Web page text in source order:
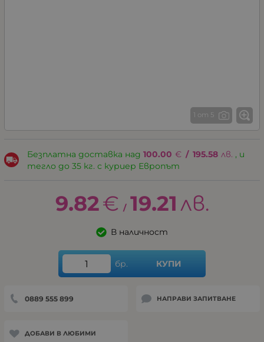
1 от 5
Безплатна доставка над 100.00 € / 195.58 лв. , и
тегло до 35 кг. с куриер Европът
9.82€ / 19.21лв.
В наличност
бр. КУПИ
0889 555 899 НАПРАВИ ЗАПИТВАНЕ
ДОБАВИ В ЛЮБИМИ